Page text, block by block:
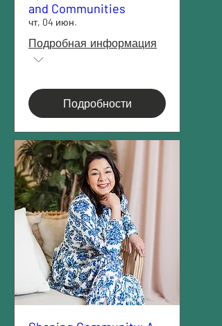
and Communities
чт, 04 июн.
Подробная информация
Подробности